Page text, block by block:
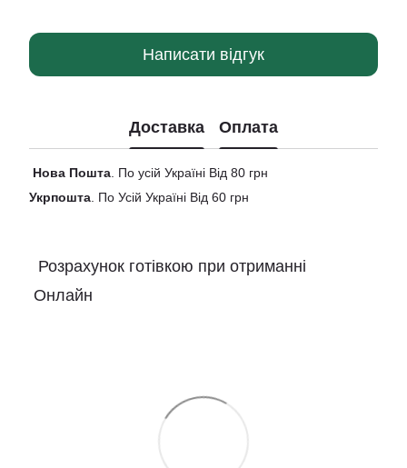
Написати відгук
Доставка Оплата
Нова Пошта . По усій Україні Від 80 грн
Укрпошта . По Усій Україні Від 60 грн
Розрахунок готівкою при отриманні
Онлайн